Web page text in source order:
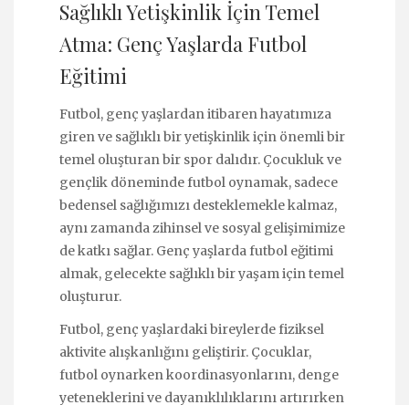
Sağlıklı Yetişkinlik İçin Temel
Atma: Genç Yaşlarda Futbol
Eğitimi
Futbol, genç yaşlardan itibaren hayatımıza
giren ve sağlıklı bir yetişkinlik için önemli bir
temel oluşturan bir spor dalıdır. Çocukluk ve
gençlik döneminde futbol oynamak, sadece
bedensel sağlığımızı desteklemekle kalmaz,
aynı zamanda zihinsel ve sosyal gelişimimize
de katkı sağlar. Genç yaşlarda futbol eğitimi
almak, gelecekte sağlıklı bir yaşam için temel
oluşturur.
Futbol, genç yaşlardaki bireylerde fiziksel
aktivite alışkanlığını geliştirir. Çocuklar,
futbol oynarken koordinasyonlarını, denge
yeteneklerini ve dayanıklılıklarını artırırken